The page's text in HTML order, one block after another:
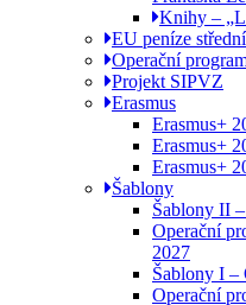
Knihy –
EU peníze
Operační
Projekt SIPVZ
Erasmus
Erasmus+
Erasmus+
Erasmus+
Šablony
Šablony II
Operační
2027
Šablony I –
Operační